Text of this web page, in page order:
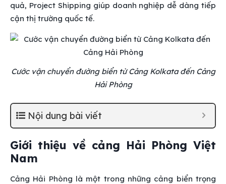
quả, Project Shipping giúp doanh nghiệp dễ dàng tiếp
cận thị trường quốc tế.
Cước vận chuyển đường biển từ Cảng Kolkata đến Cảng
Hải Phòng
Nội dung bài viết
Giới thiệu về cảng Hải Phòng Việt
Nam
Cảng Hải Phòng là một trong những cảng biển trọng